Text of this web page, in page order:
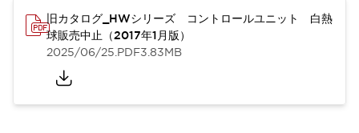
旧カタログ_HWシリーズ コントロールユニット 白熱
球販売中止（2017年1月版）
2025/06/25.PDF3.83MB